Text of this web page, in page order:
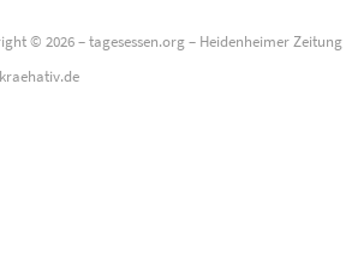
© 2026 –tagesessen.org– Heidenheimer Zeitung